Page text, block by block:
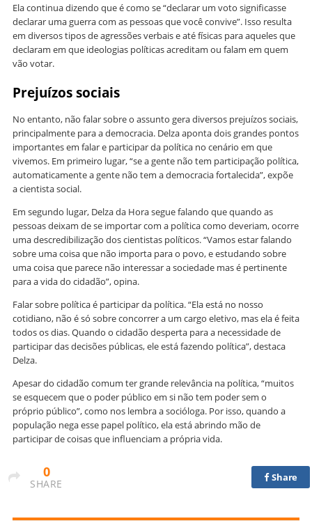
Ela continua dizendo que é como se “declarar um voto significasse
declarar uma guerra com as pessoas que você convive”. Isso resulta
em diversos tipos de agressões verbais e até físicas para aqueles que
declaram em que ideologias políticas acreditam ou falam em quem
vão votar.
Prejuízos sociais
No entanto, não falar sobre o assunto gera diversos prejuízos sociais,
principalmente para a democracia. Delza aponta dois grandes pontos
importantes em falar e participar da política no cenário em que
vivemos. Em primeiro lugar, “se a gente não tem participação política,
automaticamente a gente não tem a democracia fortalecida”, expõe
a cientista social.
Em segundo lugar, Delza da Hora segue falando que quando as
pessoas deixam de se importar com a política como deveriam, ocorre
uma descredibilização dos cientistas políticos. “Vamos estar falando
sobre uma coisa que não importa para o povo, e estudando sobre
uma coisa que parece não interessar a sociedade mas é pertinente
para a vida do cidadão”, opina.
Falar sobre política é participar da política. “Ela está no nosso
cotidiano, não é só sobre concorrer a um cargo eletivo, mas ela é feita
todos os dias. Quando o cidadão desperta para a necessidade de
participar das decisões públicas, ele está fazendo política”, destaca
Delza.
Apesar do cidadão comum ter grande relevância na política, “muitos
se esquecem que o poder público em si não tem poder sem o
próprio público”, como nos lembra a socióloga. Por isso, quando a
população nega esse papel político, ela está abrindo mão de
participar de coisas que influenciam a própria vida.
0
SHARE
Share